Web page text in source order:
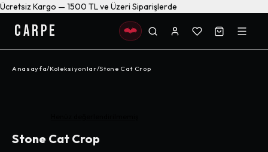
Ücretsiz Kargo — 1500 TL ve Üzeri Siparişlerde
CARPE
Anasayfa/Koleksiyonlar/Stone Cat Crop
Stone Cat Crop